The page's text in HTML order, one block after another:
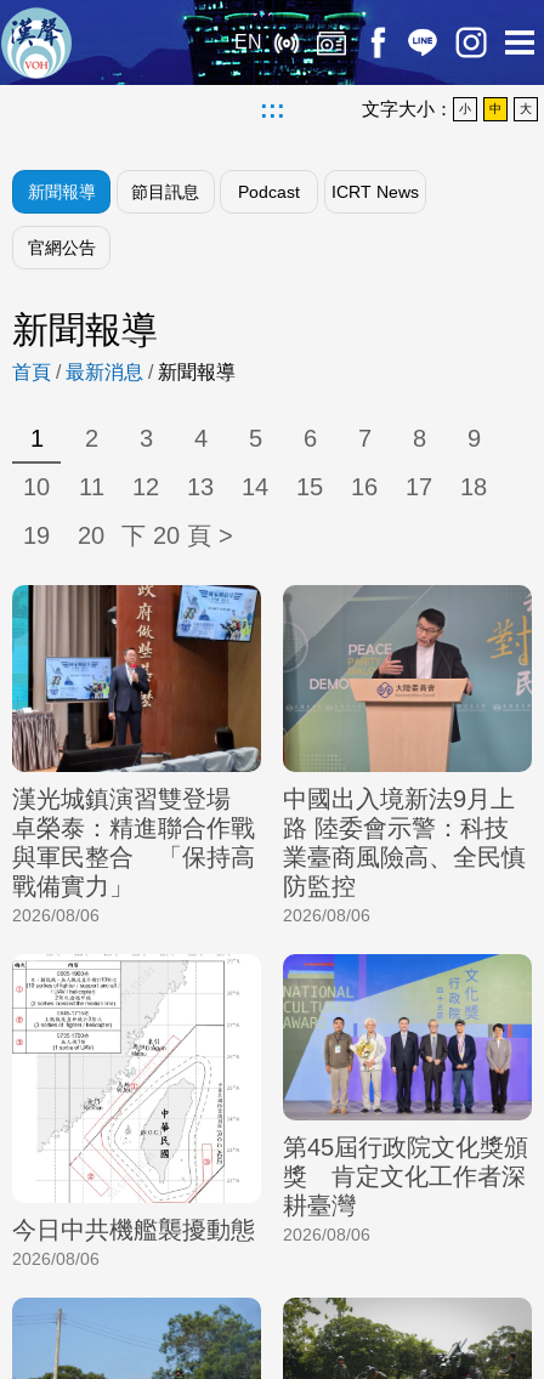
EN
::: 文字大小： 小 中 大
新聞報導 節目訊息 Podcast ICRT News
官網公告
新聞報導
首頁 /最新消息 / 新聞報導
1 2 3 4 5 6 7 8
9
10
11 12 13 14 15 16 17
18
19
20 下 20 頁 >
漢光城鎮演習雙登場
卓榮泰：精進聯合作戰
與軍民整合 「保持高
戰備實力」
2026/08/06
中國出入境新法9月上
路 陸委會示警：科技
業臺商風險高、全民慎
防監控
2026/08/06
今日中共機艦襲擾動態
2026/08/06
第45屆行政院文化獎頒
獎 肯定文化工作者深
耕臺灣
2026/08/06